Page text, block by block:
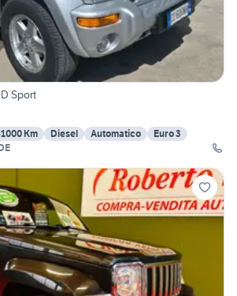
Sport
Km Diesel Automatico
Euro 3